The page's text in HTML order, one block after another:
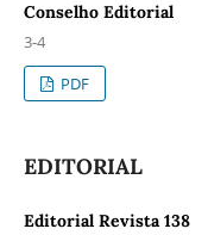
Conselho Editorial
3-4
PDF
EDITORIAL
Editorial Revista 138